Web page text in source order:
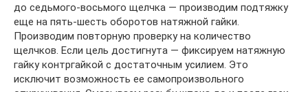
до седьмого-восьмого щелчка — производим подтяжку
еще на пять-шесть оборотов натяжной гайки.
Производим повторную проверку на количество
щелчков. Если цель достигнута — фиксируем натяжную
гайку контргайкой с достаточным усилием. Это
исключит возможность ее самопроизвольного